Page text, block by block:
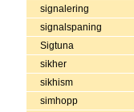
signalering
signalspaning
Sigtuna
sikher
sikhism
simhopp